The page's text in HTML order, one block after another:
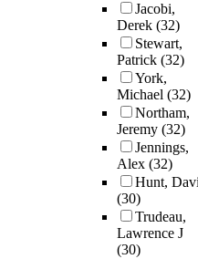
Jacobi,
Derek (32)
Stewart,
Patrick (32)
York,
Michael (32)
Northam,
Jeremy (32)
Jennings,
Alex (32)
Hunt,
(30)
Trudeau,
Lawrence J
(30)